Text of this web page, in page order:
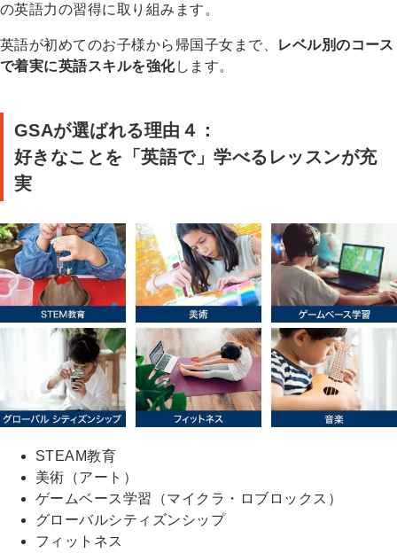
の英語力の習得に取り組みます。
英語が初めてのお子様から帰国子女まで、
レベル別のコース
で着実に英語スキルを強化します。
GSAが選ばれる理由４：
好きなことを「英語で」学べるレッスンが充
実
STEAM教育
美術（アート）
ゲームベース学習（マイクラ・ロブロックス）
グローバルシティズンシップ
フィットネス